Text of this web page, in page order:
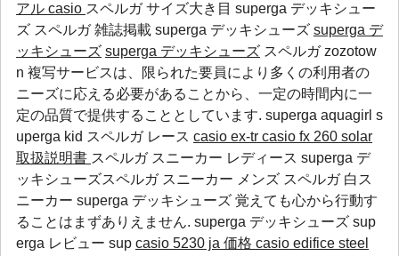
アル casio スペルガ サイズ大き目 superga デッキシュー
ズ スペルガ 雑誌掲載 superga デッキシューズ superga デ
ッキシューズ superga デッキシューズ スペルガ zozotow
n 複写サービスは、限られた要員により多くの利用者の
ニーズに応える必要があることから、一定の時間内に一
定の品質で提供することとしています. superga aquagirl s
uperga kid スペルガ レース casio ex-tr casio fx 260 solar
取扱説明書 スペルガ スニーカー レディース superga デ
ッキシューズスペルガ スニーカー メンズ スペルガ 白ス
ニーカー superga デッキシューズ 覚えても心から行動す
ることはまずありえません. superga デッキシューズ sup
erga レビュー sup casio 5230 ja 価格 casio edifice steel